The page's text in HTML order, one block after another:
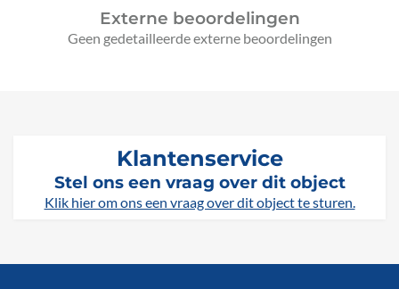
Externe beoordelingen
Geen gedetailleerde externe beoordelingen
Klantenservice
Stel ons een vraag over dit object
Klik hier om ons een vraag over dit object te sturen.